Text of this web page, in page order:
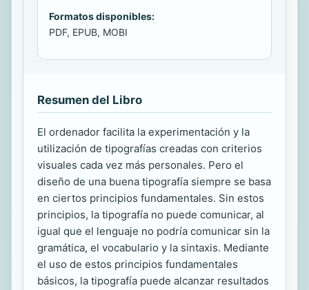
Formatos disponibles:
PDF, EPUB, MOBI
Resumen del Libro
El ordenador facilita la experimentación y la
utilización de tipografías creadas con criterios
visuales cada vez más personales. Pero el
diseño de una buena tipografía siempre se basa
en ciertos principios fundamentales. Sin estos
principios, la tipografía no puede comunicar, al
igual que el lenguaje no podría comunicar sin la
gramática, el vocabulario y la sintaxis. Mediante
el uso de estos principios fundamentales
básicos, la tipografía puede alcanzar resultados